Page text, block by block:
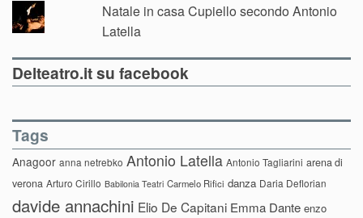
Natale in casa Cupiello secondo Antonio
Latella
Delteatro.it su facebook
Tags
Anagoor anna netrebko Antonio Latella Antonio Tagliarini arena di
verona Arturo Cirillo Babilonia Teatri Carmelo Rifici danza Daria Deflorian
davide annachini Elio De Capitani Emma Dante enzo